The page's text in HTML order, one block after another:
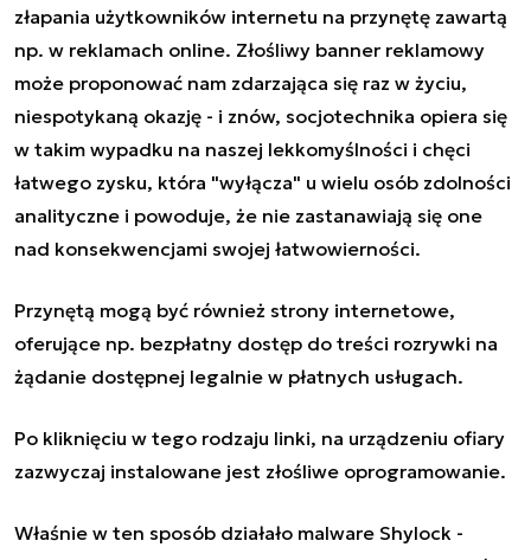
złapania użytkowników internetu na przynętę zawartą
np. w reklamach online. Złośliwy banner reklamowy
może proponować nam zdarzająca się raz w życiu,
niespotykaną okazję - i znów, socjotechnika opiera się
w takim wypadku na naszej lekkomyślności i chęci
łatwego zysku, która "wyłącza" u wielu osób zdolności
analityczne i powoduje, że nie zastanawiają się one
nad konsekwencjami swojej łatwowierności.
Przynętą mogą być również strony internetowe,
oferujące np. bezpłatny dostęp do treści rozrywki na
żądanie dostępnej legalnie w płatnych usługach.
Po kliknięciu w tego rodzaju linki, na urządzeniu ofiary
zazwyczaj instalowane jest złośliwe oprogramowanie.
Właśnie w ten sposób działało malware Shylock -